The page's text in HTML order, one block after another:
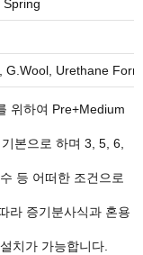
Spring
Urethane Form
위하여 Pre+Medium
본으로 하며 3, 5, 6,
등 어떠한 조건으로
라 증기분사식과 혼용
치가 가능합니다.